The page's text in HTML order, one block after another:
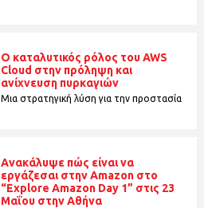
Ο καταλυτικός ρόλος του AWS
Cloud στην πρόληψη και
ανίχνευση πυρκαγιών
Μια στρατηγική λύση για την προστασία
Ανακάλυψε πώς είναι να
εργάζεσαι στην Amazon στο
“Explore Amazon Day 1” στις 23
Μαΐου στην Αθήνα